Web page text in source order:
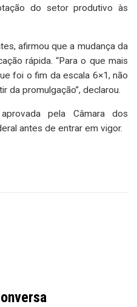
do setor produtivo às
afirmou que a mudança da
rápida. “Para o que mais
foi o fim da escala 6×1, não
da promulgação”, declarou.
pela Câmara dos
antes de entrar em vigor.